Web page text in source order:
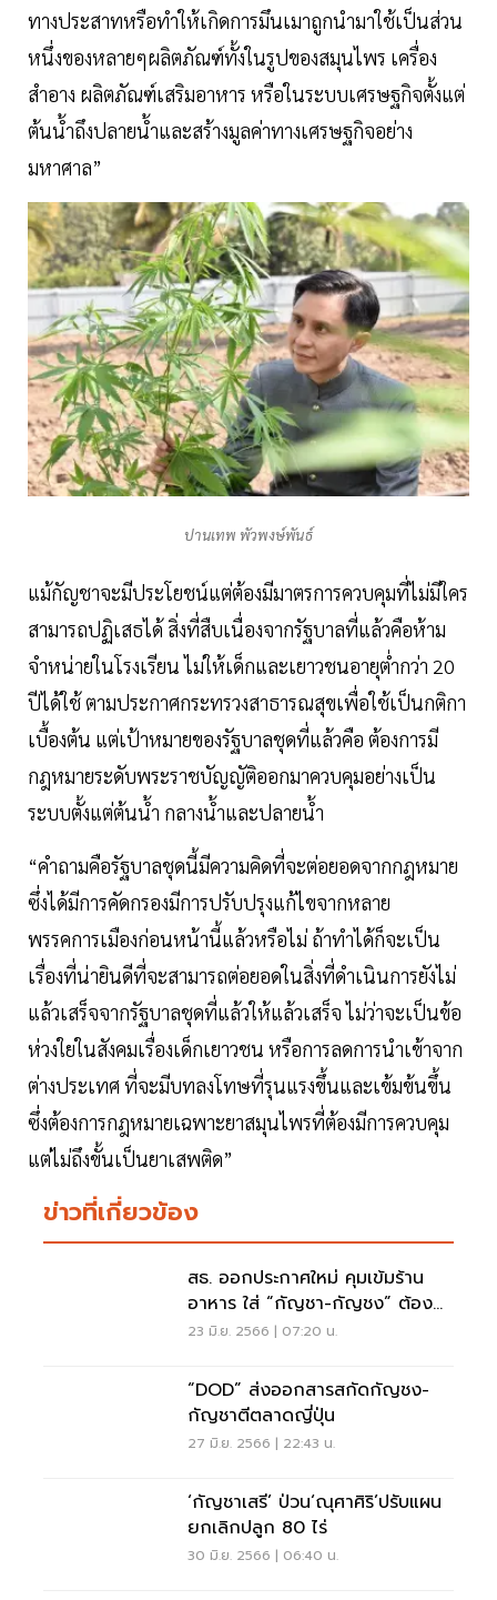
ทางประสาทหรือทำให้เกิดการมึนเมาถูกนำมาใช้เป็นส่วน
หนึ่งของหลายๆผลิตภัณฑ์ทั้งในรูปของสมุนไพร เครื่อง
สำอาง ผลิตภัณฑ์เสริมอาหาร หรือในระบบเศรษฐกิจตั้งแต่
ต้นน้ำถึงปลายน้ำและสร้างมูลค่าทางเศรษฐกิจอย่าง
มหาศาล”
ปานเทพ พัวพงษ์พันธ์
แม้กัญชาจะมีประโยชน์แต่ต้องมีมาตรการควบคุมที่ไม่มีใคร
สามารถปฏิเสธได้ สิ่งที่สืบเนื่องจากรัฐบาลที่แล้วคือห้าม
จำหน่ายในโรงเรียน ไม่ให้เด็กและเยาวชนอายุต่ำกว่า 20
ปีได้ใช้ ตามประกาศกระทรวงสาธารณสุขเพื่อใช้เป็นกติกา
เบื้องต้น แต่เป้าหมายของรัฐบาลชุดที่แล้วคือ ต้องการมี
กฎหมายระดับพระราชบัญญัติออกมาควบคุมอย่างเป็น
ระบบตั้งแต่ต้นน้ำ กลางน้ำและปลายน้ำ
“คำถามคือรัฐบาลชุดนี้มีความคิดที่จะต่อยอดจากกฎหมาย
ซึ่งได้มีการคัดกรองมีการปรับปรุงแก้ไขจากหลาย
พรรคการเมืองก่อนหน้านี้แล้วหรือไม่ ถ้าทำได้ก็จะเป็น
เรื่องที่น่ายินดีที่จะสามารถต่อยอดในสิ่งที่ดำเนินการยังไม่
แล้วเสร็จจากรัฐบาลชุดที่แล้วให้แล้วเสร็จ ไม่ว่าจะเป็นข้อ
ห่วงใยในสังคมเรื่องเด็กเยาวชน หรือการลดการนำเข้าจาก
ต่างประเทศ ที่จะมีบทลงโทษที่รุนแรงขึ้นและเข้มข้นขึ้น
ซึ่งต้องการกฎหมายเฉพาะยาสมุนไพรที่ต้องมีการควบคุม
แต่ไม่ถึงขั้นเป็นยาเสพติด”
ข่าวที่เกี่ยวข้อง
สธ. ออกประกาศใหม่ คุมเข้มร้าน
อาหาร ใส่ “กัญชา-กัญชง” ต้อง
ปฏิบัติอย่างไร
23 มิ.ย. 2566 | 07:20 น.
“DOD” ส่งออกสารสกัดกัญชง-
กัญชาตีตลาดญี่ปุ่น
27 มิ.ย. 2566 | 22:43 น.
‘กัญชาเสรี’ ป่วน‘ณุศาศิริ’ปรับแผน
ยกเลิกปลูก 80 ไร่
30 มิ.ย. 2566 | 06:40 น.